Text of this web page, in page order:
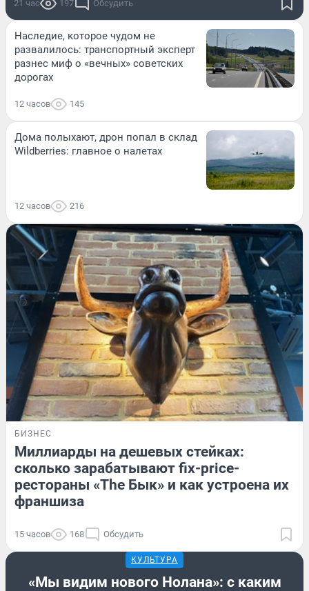
21 час 197 Обсудить
Наследие, которое чудом не
развалилось: транспортный эксперт
разнес миф о «вечных» советских
дорогах
12 часов 145
Дома полыхают, дрон попал в склад
Wildberries: главное о налетах
12 часов 216
БИЗНЕС
Миллиарды на дешевых стейках:
сколько зарабатывают fix-price-
рестораны «The Бык» и как устроена их
франшиза
15 часов 168 Обсудить
КУЛЬТУРА
«Мы видим нового Нолана»: с каким